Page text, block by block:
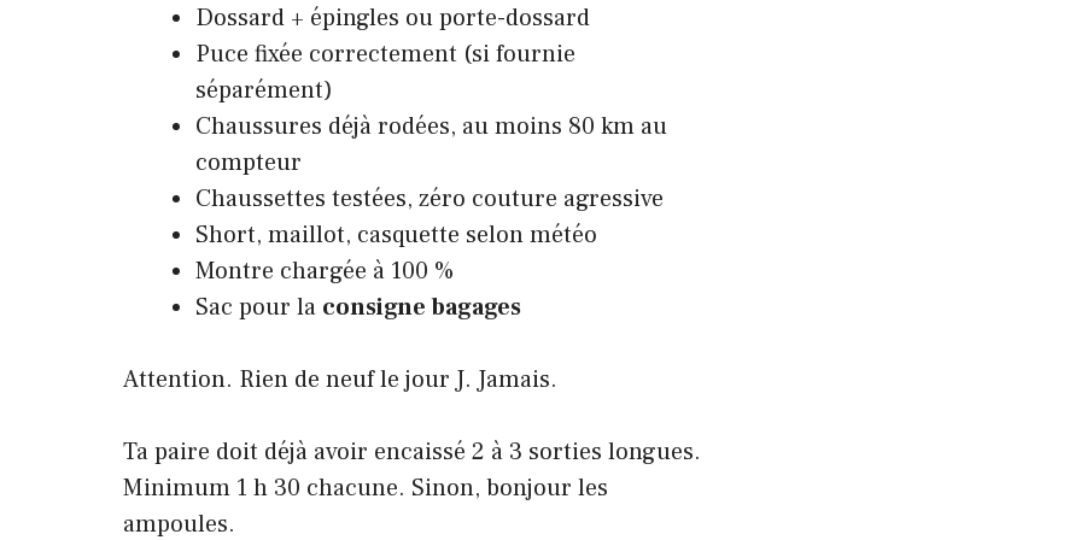
Dossard + épingles ou porte-dossard
Puce fixée correctement (si fournie
séparément)
Chaussures déjà rodées, au moins 80 km au
compteur
Chaussettes testées, zéro couture agressive
Short, maillot, casquette selon météo
Montre chargée à 100 %
Sac pour la consigne bagages
Attention. Rien de neuf le jour J. Jamais.
Ta paire doit déjà avoir encaissé 2 à 3 sorties longues.
Minimum 1 h 30 chacune. Sinon, bonjour les
ampoules.